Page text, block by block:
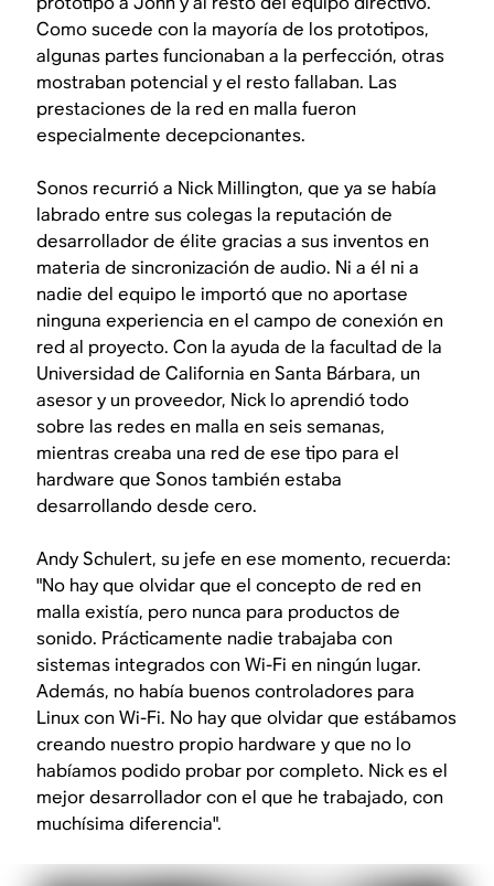
Como sucede con la mayoría de los prototipos,
algunas partes funcionaban a la perfección, otras
mostraban potencial y el resto fallaban. Las
prestaciones de la red en malla fueron
especialmente decepcionantes.
Sonos recurrió a Nick Millington, que ya se había
labrado entre sus colegas la reputación de
desarrollador de élite gracias a sus inventos en
materia de sincronización de audio. Ni a él ni a
nadie del equipo le importó que no aportase
ninguna experiencia en el campo de conexión en
red al proyecto. Con la ayuda de la facultad de la
Universidad de California en Santa Bárbara, un
asesor y un proveedor, Nick lo aprendió todo
sobre las redes en malla en seis semanas,
mientras creaba una red de ese tipo para el
hardware que Sonos también estaba
desarrollando desde cero.
Andy Schulert, su jefe en ese momento, recuerda:
"No hay que olvidar que el concepto de red en
malla existía, pero nunca para productos de
sonido. Prácticamente nadie trabajaba con
sistemas integrados con Wi-Fi en ningún lugar.
Además, no había buenos controladores para
Linux con Wi-Fi. No hay que olvidar que estábamos
creando nuestro propio hardware y que no lo
habíamos podido probar por completo. Nick es el
mejor desarrollador con el que he trabajado, con
muchísima diferencia".